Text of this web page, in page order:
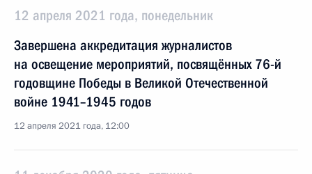
12 апреля 2021 года, понедельник
Завершена аккредитация журналистов
на освещение мероприятий, посвящённых 76-й
годовщине Победы в Великой Отечественной
войне 1941–1945 годов
12 апреля 2021 года, 12:00